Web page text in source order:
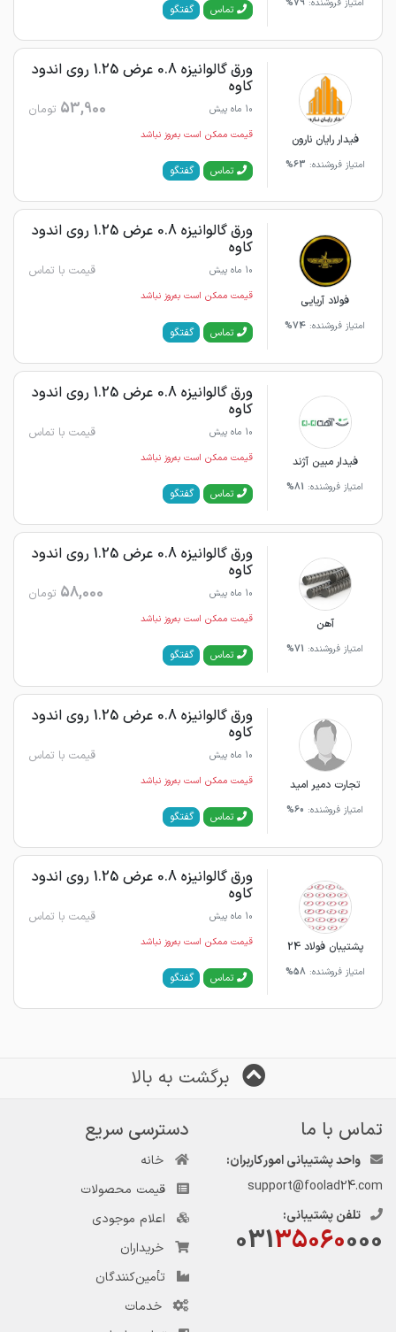
امتیاز فروشنده: 79% تماس گفتگو
فیدار رایان نارون
امتیاز فروشنده: 63%
ورق گالوانیزه 0.8 عرض 1.25 روی اندود
کاوه
10 ماه پیش 53,900 تومان
قیمت ممکن است به‌روز نباشد
تماس گفتگو
فولاد آریایی
امتیاز فروشنده: 74%
ورق گالوانیزه 0.8 عرض 1.25 روی اندود
کاوه
10 ماه پیش قیمت با تماس
قیمت ممکن است به‌روز نباشد
تماس گفتگو
فیدار مبین آژند
امتیاز فروشنده: 81%
ورق گالوانیزه 0.8 عرض 1.25 روی اندود
کاوه
10 ماه پیش قیمت با تماس
قیمت ممکن است به‌روز نباشد
تماس گفتگو
آهن
امتیاز فروشنده: 71%
ورق گالوانیزه 0.8 عرض 1.25 روی اندود
کاوه
10 ماه پیش 58,000 تومان
قیمت ممکن است به‌روز نباشد
تماس گفتگو
تجارت دمیر امید
امتیاز فروشنده: 60%
ورق گالوانیزه 0.8 عرض 1.25 روی اندود
کاوه
10 ماه پیش قیمت با تماس
قیمت ممکن است به‌روز نباشد
تماس گفتگو
پشتیبان فولاد 24
امتیاز فروشنده: 58%
ورق گالوانیزه 0.8 عرض 1.25 روی اندود
کاوه
10 ماه پیش قیمت با تماس
قیمت ممکن است به‌روز نباشد
تماس گفتگو
برگشت به بالا
تماس با ما
واحد پشتیبانی امور کاربران:
support@foolad24.com
تلفن پشتیبانی:
03135060000
دسترسی سریع
خانه
قیمت محصولات
اعلام موجودی
خریداران
تأمین‌کنندگان
خدمات